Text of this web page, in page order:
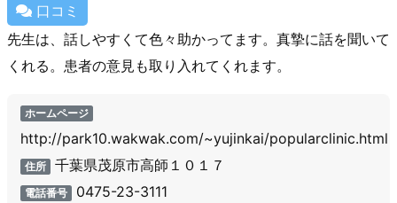
口コミ
先生は、話しやすくて色々助かってます。真摯に話を聞いて
くれる。患者の意見も取り入れてくれます。
ホームページ
http://park10.wakwak.com/~yujinkai/popularclinic.html
住所 千葉県茂原市高師１０１７
電話番号 0475-23-3111